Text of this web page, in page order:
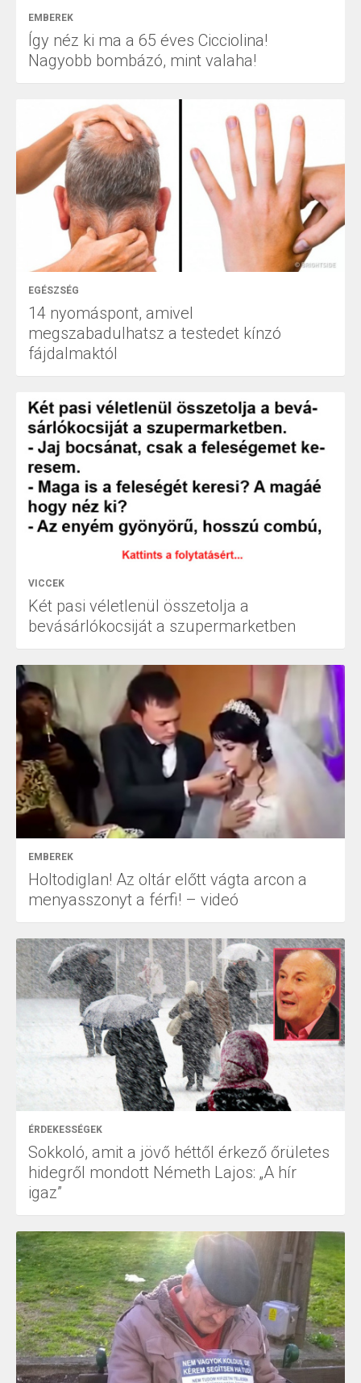
EMBEREK
Így néz ki ma a 65 éves Cicciolina!
Nagyobb bombázó, mint valaha!
EGÉSZSÉG
14 nyomáspont, amivel
megszabadulhatsz a testedet kínzó
fájdalmaktól
VICCEK
Két pasi véletlenül összetolja a
bevásárlókocsiját a szupermarketben
EMBEREK
Holtodiglan! Az oltár előtt vágta arcon a
menyasszonyt a férfi! – videó
ÉRDEKESSÉGEK
Sokkoló, amit a jövő héttől érkező őrületes
hidegről mondott Németh Lajos: „A hír
igaz”